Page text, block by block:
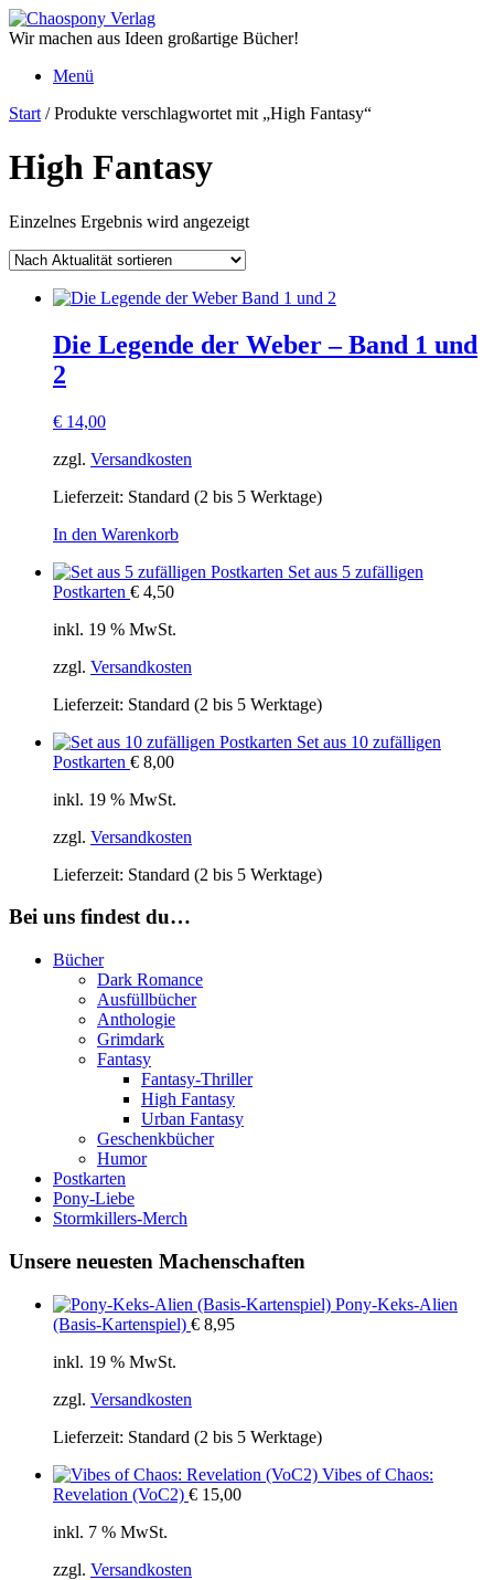
Zum
Inhalt
Wir machen aus Ideen großartige Bücher!
Menü
Start / Produkte verschlagwortet mit „High Fantasy“
High Fantasy
Einzelnes Ergebnis wird angezeigt
Die Legende der Weber – Band 1 und
2
€ 14,00
zzgl. Versandkosten
Lieferzeit: Standard (2 bis 5 Werktage)
In den Warenkorb
Set aus 5 zufälligen
Postkarten € 4,50
inkl. 19 % MwSt.
zzgl. Versandkosten
Lieferzeit: Standard (2 bis 5 Werktage)
Set aus 10 zufälligen
Postkarten € 8,00
inkl. 19 % MwSt.
zzgl. Versandkosten
Lieferzeit: Standard (2 bis 5 Werktage)
Bei uns findest du…
Bücher
Dark Romance
Ausfüllbücher
Anthologie
Grimdark
Fantasy
Fantasy-Thriller
High Fantasy
Urban Fantasy
Geschenkbücher
Humor
Postkarten
Pony-Liebe
Stormkillers-Merch
Unsere neuesten Machenschaften
Pony-Keks-Alien
(Basis-Kartenspiel) € 8,95
inkl. 19 % MwSt.
zzgl. Versandkosten
Lieferzeit: Standard (2 bis 5 Werktage)
Vibes of Chaos:
Revelation (VoC2) € 15,00
inkl. 7 % MwSt.
zzgl. Versandkosten